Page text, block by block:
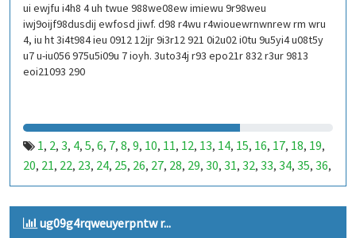
ui ewjfu i4h8 4 uh twue 988we08ew imiewu 9r98weu
iwj9oijf98dusdij ewfosd jiwf. d98 r4wu r4wiouewrnwnrew rm wru
4, iu ht 3i4t984 ieu 0912 12ijr 9i3r12 921 0i2u02 i0tu 9u5yi4 u08t5y
u7 u-iu056 975u5i09u 7 ioyh. 3uto34j r93 epo21r 832 r3ur 9813
eoi21093 290
1, 2, 3, 4, 5, 6, 7, 8, 9, 10, 11, 12, 13, 14, 15, 16, 17, 18, 19,
20, 21, 22, 23, 24, 25, 26, 27, 28, 29, 30, 31, 32, 33, 34, 35, 36,
37,38,39,40,41,42,43,44,45,46,47,48,49,50,51,52,53,
99,100,101,102,103,104,105,106,107,108,109,110,
111,112,113,114,115,116,
ug09g4rqweuyerpntw r...